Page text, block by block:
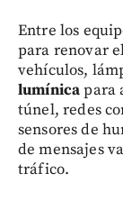
Entre los
para renovar
vehículos,
lumínicapara
túnel, redes
sensores de
de mensajes
tráfico.